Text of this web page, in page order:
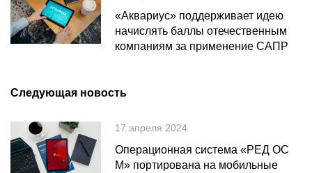
«Аквариус» поддерживает идею
начислять баллы отечественным
компаниям за применение САПР
Следующая новость
17 апреля 2024
Операционная система «РЕД ОС
М» портирована на мобильные